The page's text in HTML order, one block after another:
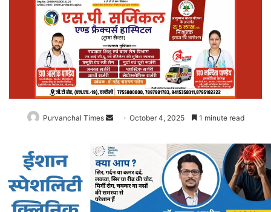
Purvanchal Times
Send
email
October 4, 2025 1 minute read